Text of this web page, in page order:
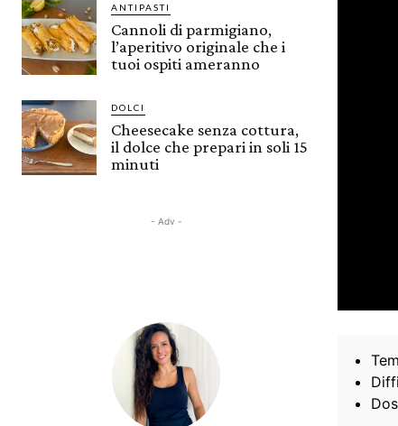
ANTIPASTI
Cannoli di parmigiano,
l’aperitivo originale che i
tuoi ospiti ameranno
DOLCI
Cheesecake senza cottura,
il dolce che prepari in soli 15
minuti
- Adv -